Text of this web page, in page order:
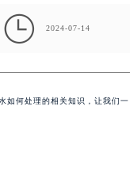
 2024-07-14
如何处理的相关知识，让我们一